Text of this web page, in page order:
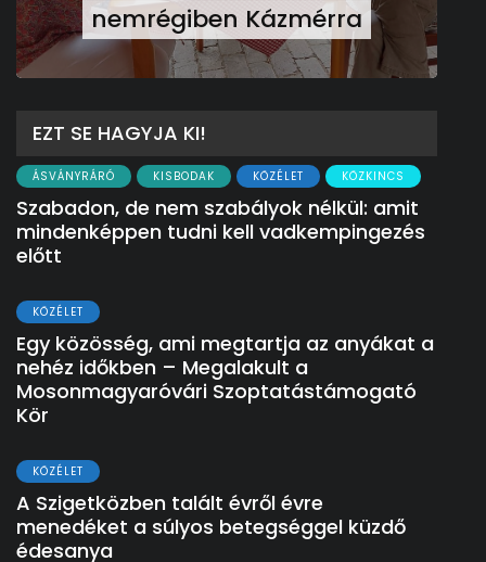
nemrégiben Kázmérra
EZT SE HAGYJA KI!
ÁSVÁNYRÁRÓ KISBODAK KÖZÉLET KÖZKINCS
Szabadon, de nem szabályok nélkül: amit
mindenképpen tudni kell vadkempingezés
előtt
KÖZÉLET
Egy közösség, ami megtartja az anyákat a
nehéz időkben – Megalakult a
Mosonmagyaróvári Szoptatástámogató
Kör
KÖZÉLET
A Szigetközben talált évről évre
menedéket a súlyos betegséggel küzdő
édesanya